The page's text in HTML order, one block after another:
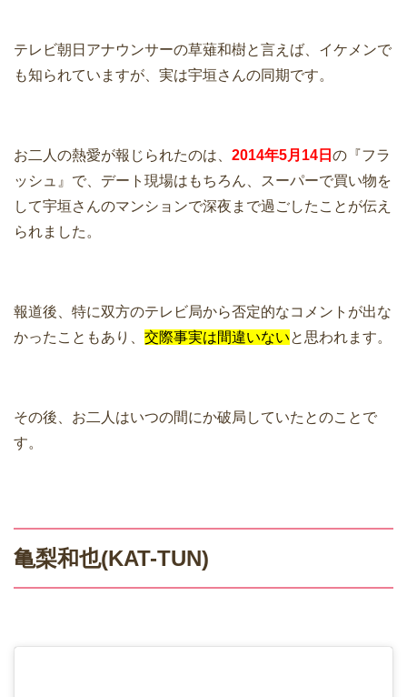
テレビ朝日アナウンサーの草薙和樹と言えば、イケメンで
も知られていますが、実は宇垣さんの同期です。
お二人の熱愛が報じられたのは、 2014年5月14日 の『フラ
ッシュ』で、デート現場はもちろん、スーパーで買い物を
して宇垣さんのマンションで深夜まで過ごしたことが伝え
られました。
報道後、特に双方のテレビ局から否定的なコメントが出な
かったこともあり、 交際事実は間違いないと思われます。
その後、お二人はいつの間にか破局していたとのことで
す。
亀梨和也(KAT-TUN)